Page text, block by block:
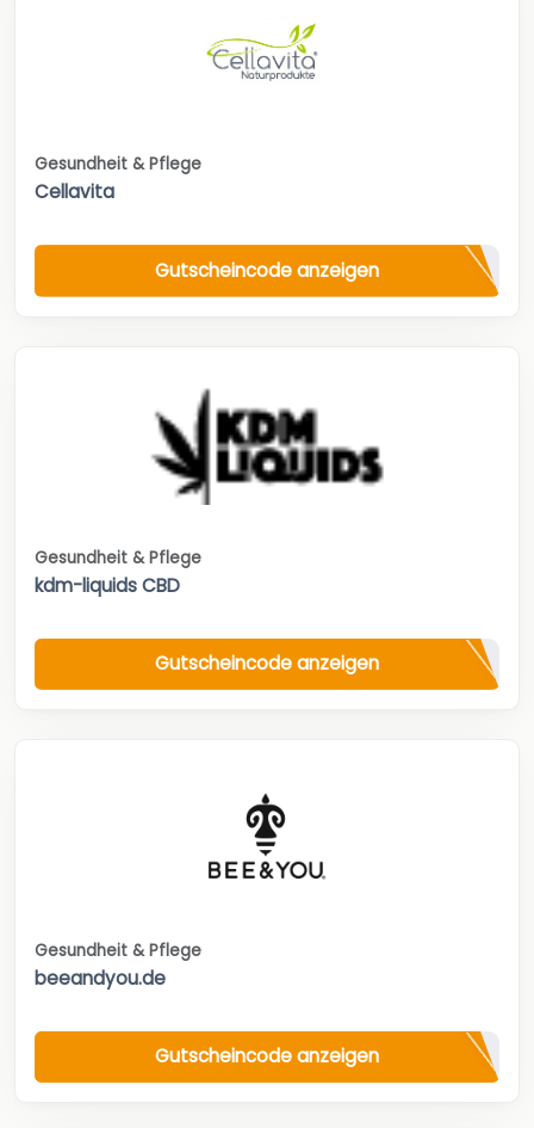
Gesundheit & Pflege
Cellavita
Gutscheincode anzeigen
Gesundheit & Pflege
kdm-liquids CBD
Gutscheincode anzeigen
Gesundheit & Pflege
beeandyou.de
Gutscheincode anzeigen